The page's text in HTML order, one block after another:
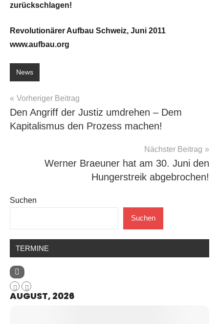
zurückschlagen!
Revolutionärer Aufbau Schweiz, Juni 2011
www.aufbau.org
News
Beitragsnavigation
Vorheriger Beitrag
Den Angriff der Justiz umdrehen – Dem
Kapitalismus den Prozess machen!
Nächster Beitrag
Werner Braeuner hat am 30. Juni den
Hungerstreik abgebrochen!
Suchen
Suchen
TERMINE
AUGUST, 2026